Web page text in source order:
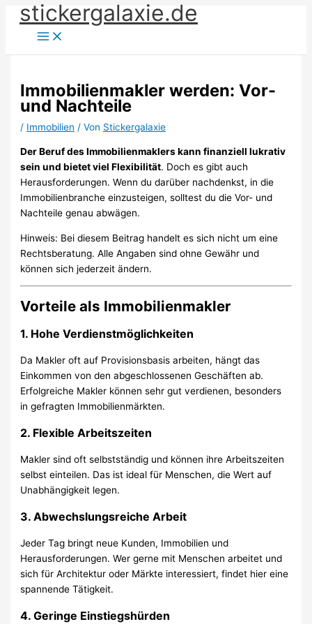
Zum
Inhalt
springen
stickergalaxie.de
Immobilienmakler werden: Vor-
und Nachteile
/ Immobilien / Von Stickergalaxie
Der Beruf des Immobilienmaklers kann finanziell lukrativ
sein und bietet viel Flexibilität. Doch es gibt auch
Herausforderungen. Wenn du darüber nachdenkst, in die
Immobilienbranche einzusteigen, solltest du die Vor- und
Nachteile genau abwägen.
Hinweis: Bei diesem Beitrag handelt es sich nicht um eine
Rechtsberatung. Alle Angaben sind ohne Gewähr und
können sich jederzeit ändern.
Vorteile als Immobilienmakler
1. Hohe Verdienstmöglichkeiten
Da Makler oft auf Provisionsbasis arbeiten, hängt das
Einkommen von den abgeschlossenen Geschäften ab.
Erfolgreiche Makler können sehr gut verdienen, besonders
in gefragten Immobilienmärkten.
2. Flexible Arbeitszeiten
Makler sind oft selbstständig und können ihre Arbeitszeiten
selbst einteilen. Das ist ideal für Menschen, die Wert auf
Unabhängigkeit legen.
3. Abwechslungsreiche Arbeit
Jeder Tag bringt neue Kunden, Immobilien und
Herausforderungen. Wer gerne mit Menschen arbeitet und
sich für Architektur oder Märkte interessiert, findet hier eine
spannende Tätigkeit.
4. Geringe Einstiegshürden